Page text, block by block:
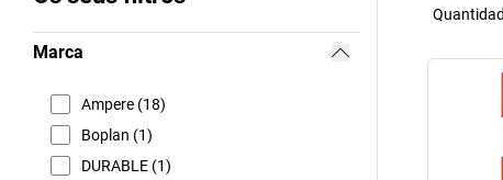
Marca
Ampere (18)
Boplan (1)
DURABLE (1)